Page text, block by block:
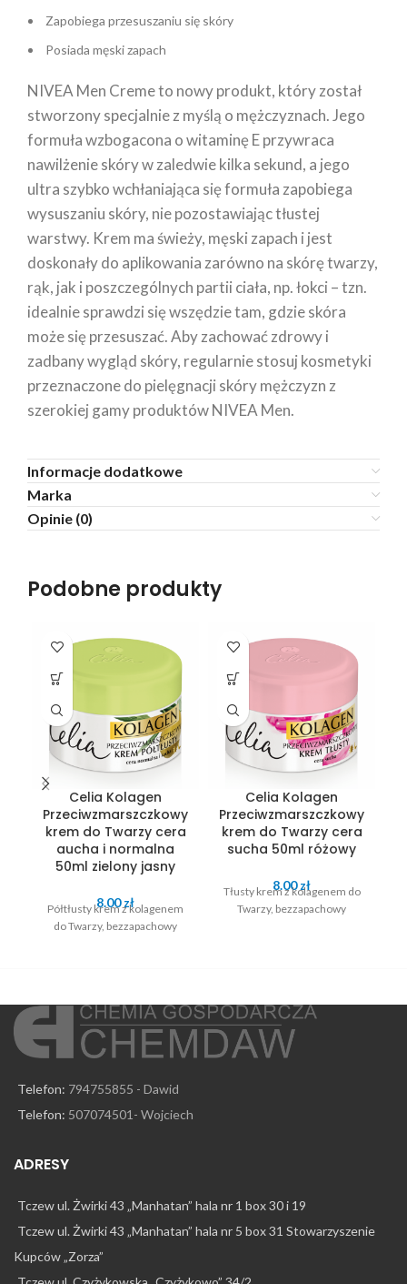
Zapobiega przesuszaniu się skóry
Posiada męski zapach
NIVEA Men Creme to nowy produkt, który został
stworzony specjalnie z myślą o mężczyznach. Jego
formuła wzbogacona o witaminę E przywraca
nawilżenie skóry w zaledwie kilka sekund, a jego
ultra szybko wchłaniająca się formuła zapobiega
wysuszaniu skóry, nie pozostawiając tłustej
warstwy. Krem ma świeży, męski zapach i jest
doskonały do aplikowania zarówno na skórę twarzy,
rąk, jak i poszczególnych partii ciała, np. łokci – tzn.
idealnie sprawdzi się wszędzie tam, gdzie skóra
może się przesuszać. Aby zachować zdrowy i
zadbany wygląd skóry, regularnie stosuj kosmetyki
przeznaczone do pielęgnacji skóry mężczyzn z
szerokiej gamy produktów NIVEA Men.
Informacje dodatkowe
Marka
Opinie (0)
Podobne produkty
Celia Kolagen
Przeciwzmarszczkowy
krem do Twarzy cera
aucha i normalna
50ml zielony jasny
8.00zł
Półtłusty krem z kolagenem
do Twarzy, bezzapachowy
Celia Kolagen
Przeciwzmarszczkowy
krem do Twarzy cera
sucha 50ml różowy
8.00zł
Tłusty krem z kolagenem do
Twarzy, bezzapachowy
Telefon: 794755855 - Dawid
Telefon: 507074501- Wojciech
ADRESY
Tczew ul. Żwirki 43 „Manhatan” hala nr 1 box 30 i 19
Tczew ul. Żwirki 43 „Manhatan” hala nr 5 box 31 Stowarzyszenie
Kupców „Zorza”